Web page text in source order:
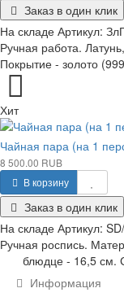
Заказ в один клик
На складе Артикул:
Ручная работа.
Покрытие - золото
Хит
Чайная пара (на 1
8 500.00 RUB
В корзину
Заказ в один клик
На складе Артикул:
Ручная роспись.
блюдце - 16,5 см.
Информация